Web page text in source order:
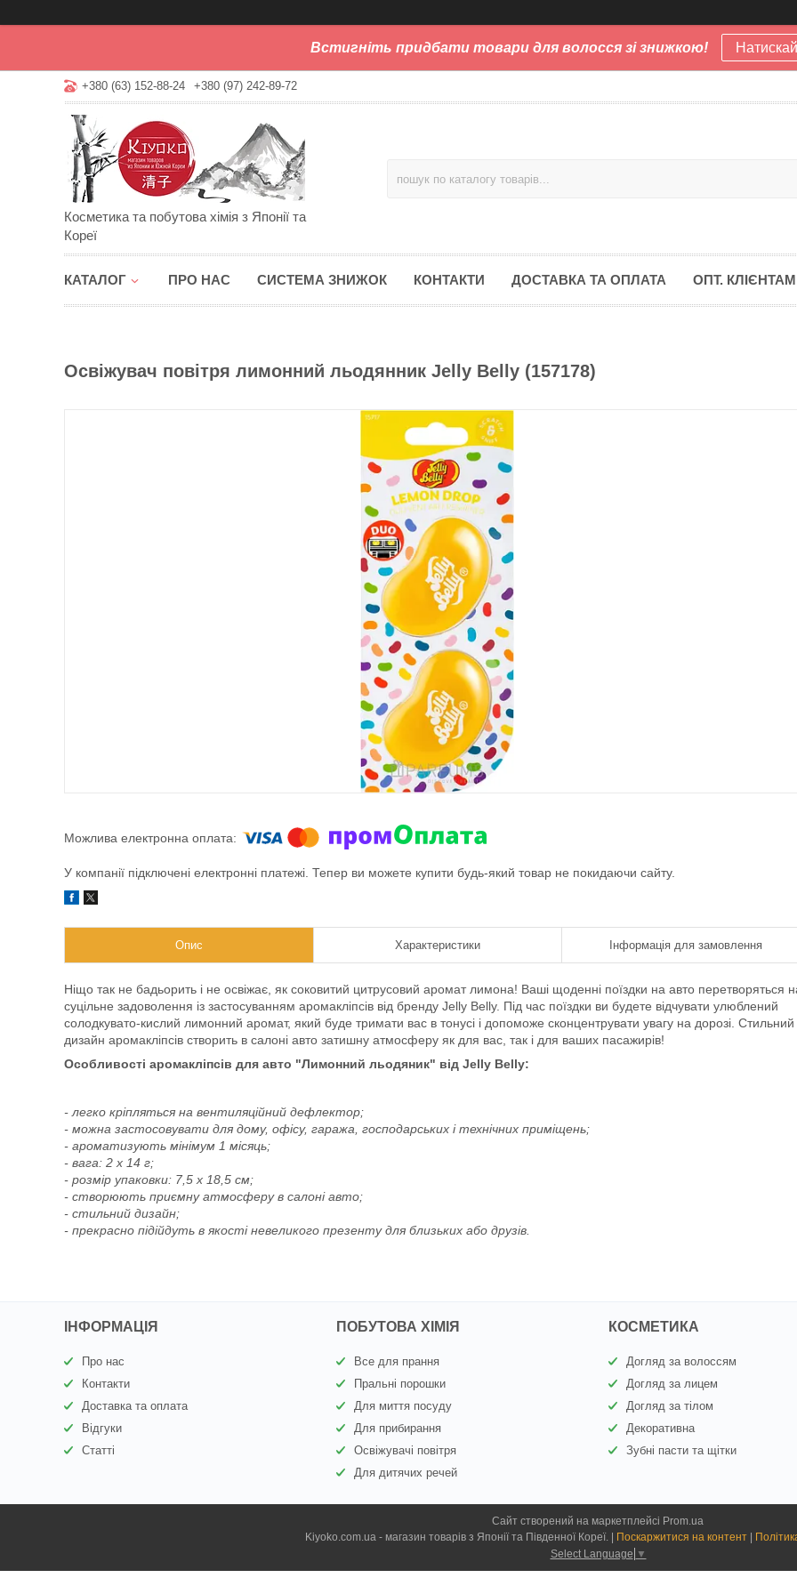
Встигніть придбати товари для волосся зі знижкою!
+380 (63) 152-88-24 +380 (97) 242-89-72
Косметика та побутова хімія з Японії та
Кореї
КАТАЛОГ ПРО НАС СИСТЕМА ЗНИЖОК КОНТАКТИ ДОСТАВКА ТА ОПЛАТА ОПТ. КЛІЄНТАМ
Освіжувач повітря лимонний льодянник Jelly Belly (157178)
У компанії підключені електронні платежі. Тепер ви можете купити будь-який товар не покидаючи сайту.
Опис Характеристики Інформація для замовлення
Ніщо так не бадьорить і не освіжає, як соковитий цитрусовий аромат лимона! Ваші щоденні поїздки на авто перетворяться
суцільне задоволення із застосуванням аромакліпсів від бренду Jelly Belly. Під час поїздки ви будете відчувати улюблений
солодкувато-кислий лимонний аромат, який буде тримати вас в тонусі і допоможе сконцентрувати увагу на дорозі. Стильний
дизайн аромакліпсів створить в салоні авто затишну атмосферу як для вас, так і для ваших пасажирів!
Особливості аромакліпсів для авто "Лимонний льодяник" від Jelly Belly:
- легко кріпляться на вентиляційний дефлектор;
- можна застосовувати для дому, офісу, гаража, господарських і технічних приміщень;
- ароматизують мінімум 1 місяць;
- вага: 2 х 14 г;
- розмір упаковки: 7,5 х 18,5 см;
- створюють приємну атмосферу в салоні авто;
- стильний дизайн;
- прекрасно підійдуть в якості невеликого презенту для близьких або друзів.
ІНФОРМАЦІЯ
Про нас
Контакти
Доставка та оплата
Відгуки
Статті
ПОБУТОВА ХІМІЯ
Все для прання
Пральні порошки
Для миття посуду
Для прибирання
Освіжувачі повітря
Для дитячих речей
КОСМЕТИКА
Догляд за волоссям
Догляд за лицем
Догляд за тілом
Декоративна
Зубні пасти та щітки
Сайт створений на маркетплейсі Prom.ua
Поскаржитися на контент
Select Language ▼